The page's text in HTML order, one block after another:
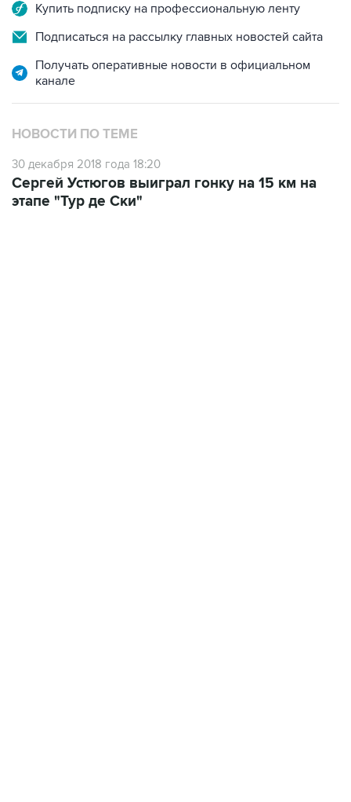
Купить подписку на профессиональную ленту
Подписаться на рассылку главных новостей сайта
Получать оперативные новости в официальном
канале
НОВОСТИ ПО ТЕМЕ
30 декабря 2018 года 18:20
Сергей Устюгов выиграл гонку на 15 км на
этапе "Тур де Ски"